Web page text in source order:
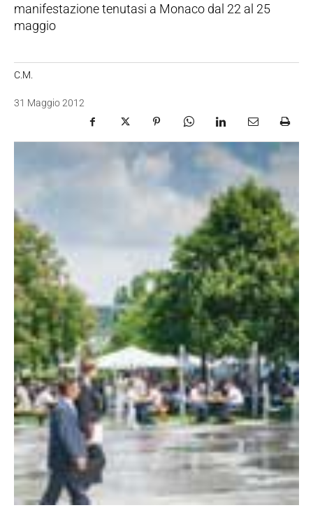
manifestazione tenutasi a Monaco dal 22 al 25
maggio
C.M.
31 Maggio 2012